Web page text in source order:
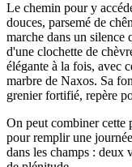
Le chemin pour y
douces, parsemé de
marche dans un
d'une clochette de
élégante à la fois, avec
marbre de Naxos. Sa
grenier fortifié, repère
On peut combiner cette
pour remplir une
dans les champs : deux